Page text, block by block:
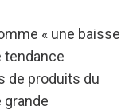
« une baisse
tendance
de produits du
grande